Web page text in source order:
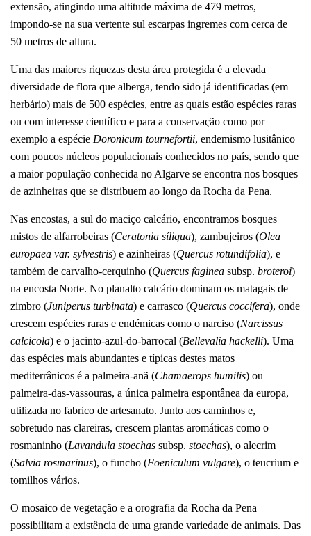
extensão, atingindo uma altitude máxima de 479 metros,
impondo-se na sua vertente sul escarpas ingremes com cerca de
50 metros de altura.
Uma das maiores riquezas desta área protegida é a elevada
diversidade de flora que alberga, tendo sido já identificadas (em
herbário) mais de 500 espécies, entre as quais estão espécies raras
ou com interesse científico e para a conservação como por
exemplo a espécie Doronicum tournefortii, endemismo lusitânico
com poucos núcleos populacionais conhecidos no país, sendo que
a maior população conhecida no Algarve se encontra nos bosques
de azinheiras que se distribuem ao longo da Rocha da Pena.
Nas encostas, a sul do maciço calcário, encontramos bosques
mistos de alfarrobeiras (Ceratonia síliqua), zambujeiros (Olea
europaea var. sylvestris) e azinheiras (Quercus rotundifolia), e
também de carvalho-cerquinho (Quercus faginea subsp. broteroi)
na encosta Norte. No planalto calcário dominam os matagais de
zimbro (Juniperus turbinata) e carrasco (Quercus coccifera), onde
crescem espécies raras e endémicas como o narciso (Narcissus
calcicola) e o jacinto-azul-do-barrocal (Bellevalia hackelli). Uma
das espécies mais abundantes e típicas destes matos
mediterrânicos é a palmeira-anã (Chamaerops humilis) ou
palmeira-das-vassouras, a única palmeira espontânea da europa,
utilizada no fabrico de artesanato. Junto aos caminhos e,
sobretudo nas clareiras, crescem plantas aromáticas como o
rosmaninho (Lavandula stoechas subsp. stoechas), o alecrim
(Salvia rosmarinus), o funcho (Foeniculum vulgare), o teucrium e
tomilhos vários.
O mosaico de vegetação e a orografia da Rocha da Pena
possibilitam a existência de uma grande variedade de animais. Das